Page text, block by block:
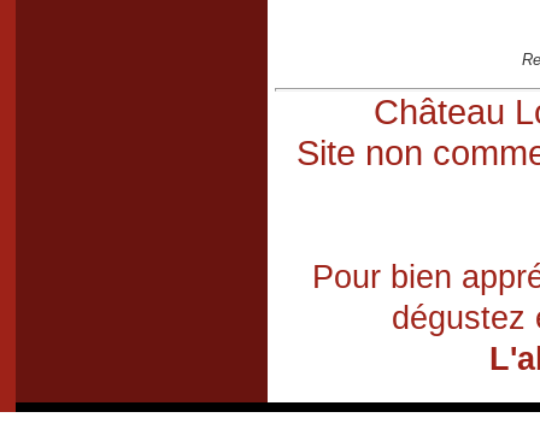
Château
Site non
Pour bien
dégustez